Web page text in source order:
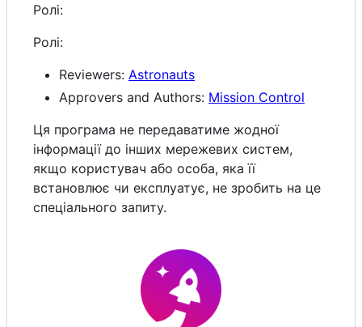
Ролі:
Ролі:
Reviewers: Astronauts
Approvers and Authors: Mission Control
Ця програма не передаватиме жодної
інформації до інших мережевих систем,
якщо користувач або особа, яка її
встановлює чи експлуатує, не зробить на це
спеціального запиту.